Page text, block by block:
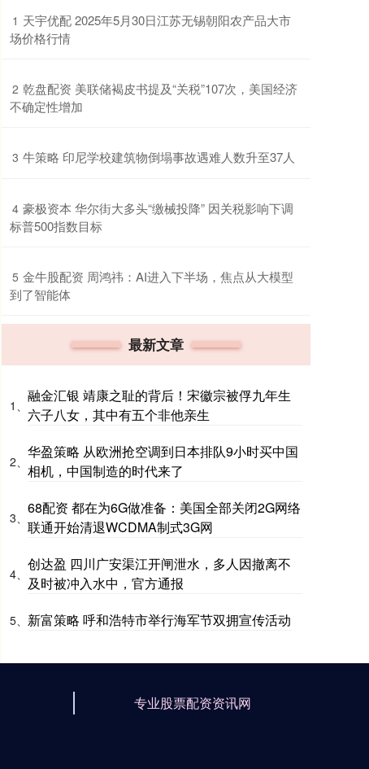
1 ​天宇优配 2025年5月30日江苏无锡朝阳农产品大市
场价格行情
2 ​乾盘配资 美联储褐皮书提及“关税”107次，美国经济
不确定性增加
3 ​牛策略 印尼学校建筑物倒塌事故遇难人数升至37人
4 ​豪极资本 华尔街大多头“缴械投降” 因关税影响下调
标普500指数目标
5 ​金牛股配资 周鸿祎：AI进入下半场，焦点从大模型
到了智能体
最新文章
1、
融金汇银 靖康之耻的背后！宋徽宗被俘九年生
六子八女，其中有五个非他亲生
2、
华盈策略 从欧洲抢空调到日本排队9小时买中国
相机，中国制造的时代来了
3、
68配资 都在为6G做准备：美国全部关闭2G网络
联通开始清退WCDMA制式3G网
4、
创达盈 四川广安渠江开闸泄水，多人因撤离不
及时被冲入水中，官方通报
5、 新富策略 呼和浩特市举行海军节双拥宣传活动
专业股票配资资讯网